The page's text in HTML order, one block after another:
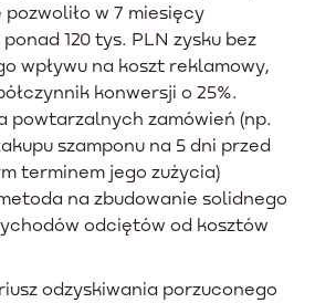
w 7 miesięcy
120 tys. PLN zysku bez
wpływu na koszt reklamowy,
konwersji o 25%.
powtarzalnych zamówień (np.
szamponu na 5 dni przed
terminem jego zużycia)
na zbudowanie solidnego
odciętów od kosztów
odzyskiwania porzuconego